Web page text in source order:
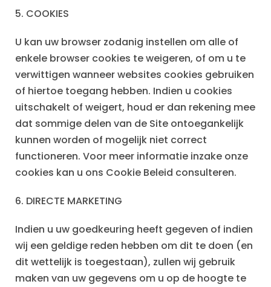
5. COOKIES
U kan uw browser zodanig instellen om alle of
enkele browser cookies te weigeren, of om u te
verwittigen wanneer websites cookies gebruiken
of hiertoe toegang hebben. Indien u cookies
uitschakelt of weigert, houd er dan rekening mee
dat sommige delen van de Site ontoegankelijk
kunnen worden of mogelijk niet correct
functioneren. Voor meer informatie inzake onze
cookies kan u ons Cookie Beleid consulteren.
6. DIRECTE MARKETING
Indien u uw goedkeuring heeft gegeven of indien
wij een geldige reden hebben om dit te doen (en
dit wettelijk is toegestaan), zullen wij gebruik
maken van uw gegevens om u op de hoogte te